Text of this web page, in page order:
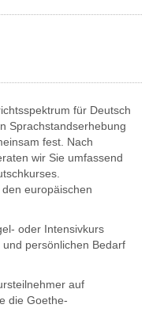
für Deutsch
Sprachstandserhebung
fest. Nach
wir Sie umfassend
europäischen
oder Intensivkurs
persönlichen Bedarf
auf
die Goethe-